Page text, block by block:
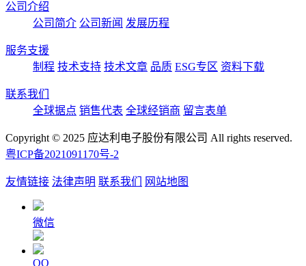
公司介绍
公司简介 公司新闻 发展历程
服务支援
制程 技术支持 技术文章 品质 ESG专区 资料下载
联系我们
全球据点 销售代表 全球经销商 留言表单
Copyright © 2025 应达利电子股份有限公司 All rights reserved.
粤ICP备2021091170号-2
友情链接 法律声明 联系我们 网站地图
微信
QQ